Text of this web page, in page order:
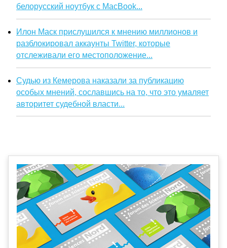
белорусский ноутбук с MacBook...
Илон Маск прислушился к мнению миллионов и
разблокировал аккаунты Twitter, которые
отслеживали его местоположение...
Судью из Кемерова наказали за публикацию
особых мнений, сославшись на то, что это умаляет
авторитет судебной власти...